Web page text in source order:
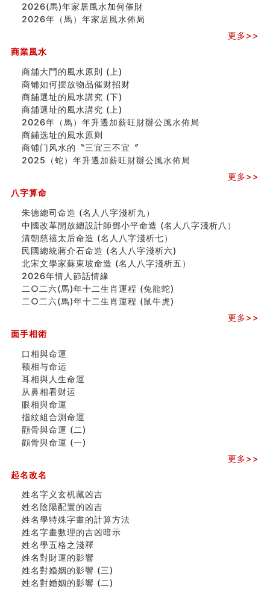
商铺如何摆放物品催财招财
极其旺夫的女人面相
居家風水懶人包！房子煞氣怎麼看？風水禁忌有哪些？有
這樣風水的房子別�
南半球的八字如何推排
玄空本义(六)
额相与命运
风水先生林琅仙的传说
从痣看相
姓名陰陽配置的凶吉
六爻測住宅風水 (四)
玄空本义 (五)
玄空本义 (四)
八字算命：女命八字里日坐伤官克夫？
六爻算卦：我俩之间是否还命中有未尽的缘分？
订婚就是定结婚日子吗
清朝慈禧太后命造 (名人八字淺析七）
玄空本义 (三)
飞灵山传说故事
命理解说：想请问什么时候能够遇到姻缘结婚？
商舖選址的風水講究 (下)
刘燮鈞讲人相 手纹与命运(一)
玄空本义 (二)
大門風水五大禁忌！大門風水擺設？門中門風水解方？
出现这几种面相桃花泛
寓意好的五行属水的汉字有哪些？五行属水的汉字大全
玄空本义 (一)
＂天下第一关＂的由来
无名指长的人有艺术天赋？手指长短能看出什么？
六爻測住宅風水 (三)
別再一知半解！正解住宅風水十大禁忌
姓名學特殊字畫的計算方法
風水辟邪大全
七夕节 我国唯一一个以女性为主角传统节日
手指饱满福运加身，这种手相福运在何处？
八字铁口直断经验总结五十条
《高岛易断》(四)
民間風水知識九十四條
马斯克八字分析
饭店餐馆风水布局知识
六爻占卜中如何预测官运、事业运？
2026(馬)年家居風水加何催財
2026年（馬）年家居風水佈局
更多>>
商業風水
商舖大門的風水原則 (上)
商铺如何摆放物品催财招财
商舖選址的風水講究 (下)
商舖選址的風水講究 (上)
2026年（馬）年升遷加薪旺財辦公風水佈局
商鋪选址的風水原则
商铺门风水的〝三宜三不宜〞
2025（蛇）年升遷加薪旺財辦公風水佈局
更多>>
八字算命
朱德總司命造 (名⼈⼋字淺析九）
中國改革開放總設計師鄧小平命造 (名人八字淺析八）
清朝慈禧太后命造 (名人八字淺析七）
民國總統蔣介石命造 (名人八字淺析六)
北宋文學家蘇東坡命造 (名人八字淺析五）
2026年情人節話情緣
二○二六(馬)年十二生肖運程 (兔龍蛇)
二○二六(馬)年十二生肖運程 (鼠牛虎)
更多>>
面手相術
口相與命運
额相与命运
耳相與人生命運
从鼻相看财运
眼相與命運
指紋組合測命運
顴骨與命運 (二)
顴骨與命運 (一)
更多>>
起名改名
姓名字义玄机藏凶吉
姓名陰陽配置的凶吉
姓名學特殊字畫的計算方法
姓名字畫數理的吉凶暗示
姓名學五格之淺釋
姓名對財運的影響
姓名對婚姻的影響 (三)
姓名對婚姻的影響 (二)